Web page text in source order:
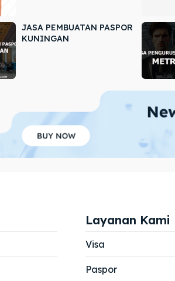
Cari
Cari
JASA PEMBUATAN PASPOR
KUNINGAN
Layanan Kami
Visa
Paspor